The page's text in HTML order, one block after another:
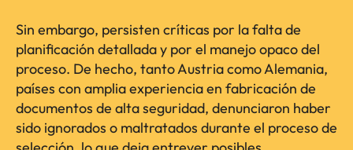
Sin embargo, persisten críticas por la falta de
planificación detallada y por el manejo opaco del
proceso. De hecho, tanto Austria como Alemania,
países con amplia experiencia en fabricación de
documentos de alta seguridad, denunciaron haber
sido ignorados o maltratados durante el proceso de